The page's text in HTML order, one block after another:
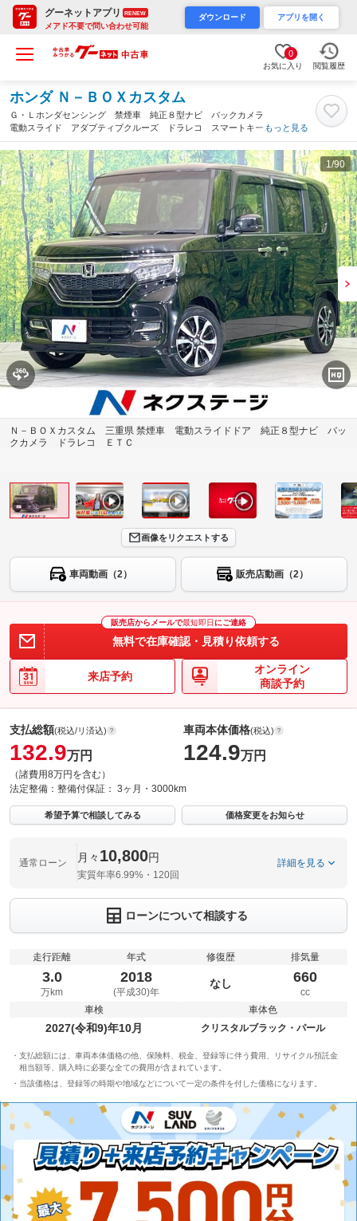
グーネットアプリ RENEW
メアド不要で問い合わせ可能
ダウンロード アプリを開く
0
お気に入り 閲覧履歴
ホンダ Ｎ－ＢＯＸカスタム
Ｇ・Ｌホンダセンシング 禁煙車 純正８型ナビ バックカメラ
電動スライド アダプティブクルーズ ドラレコ スマートキー
ＬＥＤヘッド ビルトインＥＴＣ 純正１４インチアルミ 車線逸
脱警報 オートライト オートエアコン（三重県）
もっと見る
1 /90
Ｎ－ＢＯＸカスタム 三重県 禁煙車 電動スライドドア 純正８型ナビ バッ
クカメラ ドラレコ ＥＴＣ
画像をリクエストする
車両動画（2） 販売店動画（2）
販売店からメールで最短即日 にご連絡
無料で在庫確認・見積り依頼する
来店予約
オンライン
商談予約
支払総額(税込/リ済込)
132.9万円
（諸費用8万円を含む）
車両本体価格(税込)
124.9万円
法定整備： 整備付保証： 3ヶ月・3000km
希望予算で相談してみる 価格変更をお知らせ
通常ローン 月々 10,800円
実質年率6.99%・120回
詳細を見る
ローンについて相談する
走行距離
3.0
万km
年式
2018
(平成30)年
修復歴
なし
排気量
660
cc
車検
2027(令和9)年10月
車体色
クリスタルブラック・パール
支払総額には、車両本体価格の他、保険料、税金、登録等に伴う費用、リサイクル預託金
相当額等、購入時に必要な全ての費用が含まれています。
当該価格は、登録等の時期や地域などについて一定の条件を付した価格になります。